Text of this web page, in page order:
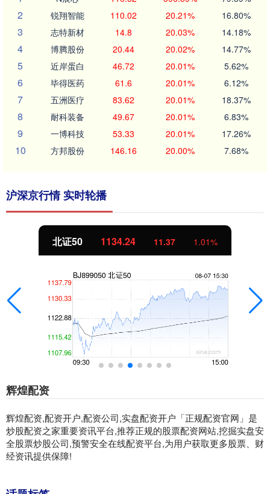
2 锐翔智能 110.02 20.21% 16.80%
3 志特新材 14.8 20.03% 14.18%
4 博腾股份 20.44 20.02% 14.77%
5 近岸蛋白 46.72 20.01% 5.62%
6 毕得医药 61.6 20.01% 6.12%
7 五洲医疗 83.62 20.01% 18.37%
8 耐科装备 49.67 20.01% 6.83%
9 一博科技 53.33 20.01% 17.26%
10 方邦股份 146.16 20.00% 7.68%
沪深京行情 实时轮播
北证50 1134.24 11.37 1.01%
辉煌配资
辉煌配资,配资开户,配资公司,实盘配资开户「正规配资官网」是
炒股配资之家重要资讯平台,推荐正规的股票配资网站,挖掘实盘安
全股票炒股公司,预警安全在线配资平台,为用户获取更多股票、财
经资讯提供保障!